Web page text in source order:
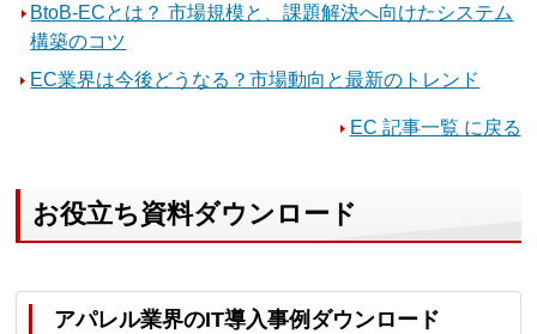
BtoB-ECとは？ 市場規模と、課題解決へ向けたシステム
構築のコツ
EC業界は今後どうなる？市場動向と最新のトレンド
EC 記事一覧 に戻る
お役立ち資料ダウンロード
アパレル業界のIT導入事例ダウンロード